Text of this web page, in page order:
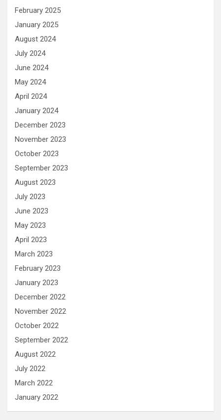
February 2025
January 2025
August 2024
July 2024
June 2024
May 2024
April 2024
January 2024
December 2023
November 2023
October 2023
September 2023
August 2023
July 2023
June 2023
May 2023
April 2023
March 2023
February 2023
January 2023
December 2022
November 2022
October 2022
September 2022
August 2022
July 2022
March 2022
January 2022